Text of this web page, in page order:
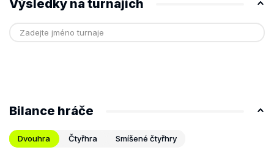
Výsledky na turnajích
Bilance hráče
Dvouhra Čtyřhra Smíšené čtyřhry